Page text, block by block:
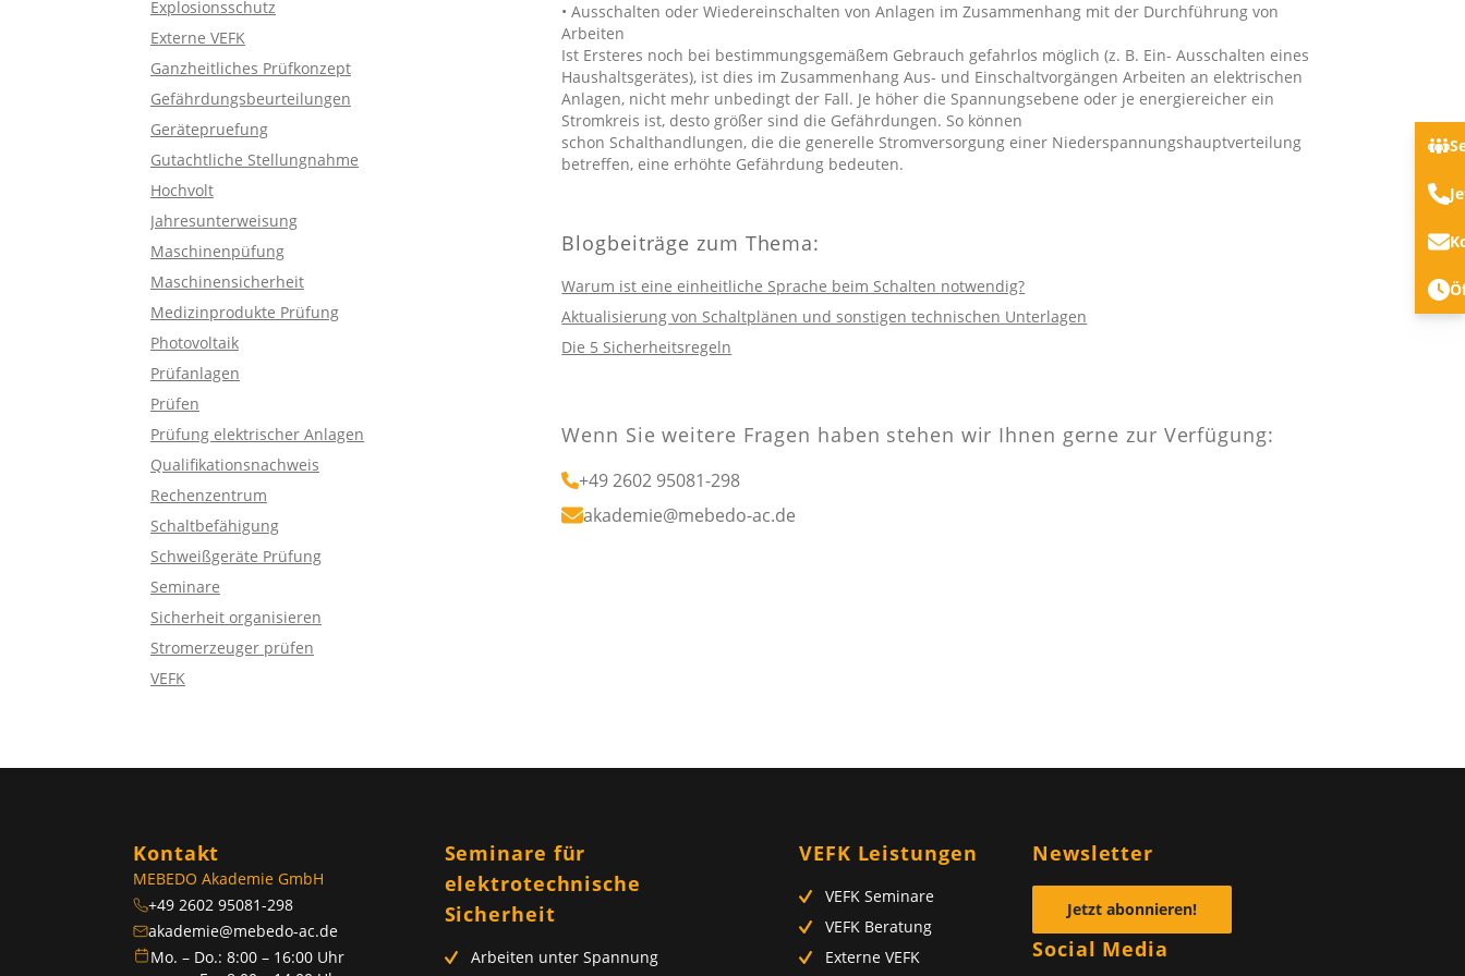
Maschinen
Medizinprodukte Prüfung
Photovoltaik
Prüfanlagen
Prüfsoftware
Prüfung elektrischer Anlagen
Schaltbefähigung
Schweißgeräte Prüfung
Sicherheit organisieren
Stromerzeuger prüfen
VEFK
Seminar-Standorte
Erfahren Sie mehr zu unseren Standorten
FAQ
Die wichtigsten Fragen rund um unsere
Seminare
Photovoltaik Beratung
PV-Projekte planen, errichten und
abnehmen
Beratung zur Maschinenrichtlinie
Maschinenrichtlinie, Maschinenverordnung
Hochvolt im Betrieb
Sicherer Betrieb von HV-Systemen
Beratung zur Elektromobilität
Sicherer Betrieb Ihrer Infrastruktur
Elektrosicherheit im Rechenzentrum
Ausfallsicherheit und Rechtskonformität
• Ausschalten oder Wiedereinschalten von Anlagen im Zusammenhang mit der Durchführung von
Arbeiten
Ist Ersteres noch bei bestimmungsgemäßem Gebrauch gefahrlos möglich (z. B. Ein- Ausschalten eines
Haushaltsgerätes), ist dies im Zusammenhang Aus- und Einschaltvorgängen Arbeiten an elektrischen
Anlagen, nicht mehr unbedingt der Fall. Je höher die Spannungsebene oder je energiereicher ein
Stromkreis ist, desto größer sind die Gefährdungen. So können
schon Schalthandlungen, die die generelle Stromversorgung einer Niederspannungshauptverteilung
betreffen, eine erhöhte Gefährdung bedeuten.
Blogbeiträge zum Thema:
Warum ist eine einheitliche Sprache beim Schalten notwendig?
Aktualisierung von Schaltplänen und sonstigen technischen Unterlagen
Die 5 Sicherheitsregeln
Wenn Sie weitere Fragen haben stehen wir Ihnen gerne zur Verfügung:
+49 2602 95081-298
akademie@mebedo-ac.de
Explosionsschutz
Externe VEFK
Ganzheitliches Prüfkonzept
Gefährdungsbeurteilungen
Gerätepruefung
Gutachtliche Stellungnahme
Hochvolt
Jahresunterweisung
Maschinenpüfung
Maschinensicherheit
Medizinprodukte Prüfung
Photovoltaik
Prüfanlagen
Prüfen
Prüfung elektrischer Anlagen
Qualifikationsnachweis
Rechenzentrum
Schaltbefähigung
Schweißgeräte Prüfung
Seminare
Sicherheit organisieren
Stromerzeuger prüfen
VEFK
Kontakt
MEBEDO Akademie GmbH
+49 2602 95081-298
akademie@mebedo-ac.de
Mo. – Do.: 8:00 – 16:00 Uhr
Seminare für
elektrotechnische
Sicherheit
Arbeiten unter Spannung
VEFK Leistungen
VEFK Seminare
VEFK Beratung
Externe VEFK
Newsletter
Jetzt abonnieren!
Social Media